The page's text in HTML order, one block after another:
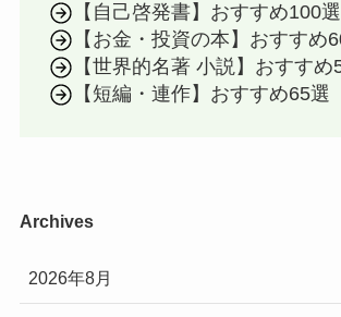
【自己啓発書】おすすめ100選
【お金・投資の本】おすすめ
【世界的名著 小説】おすすめ
【短編・連作】おすすめ65選
Archives
2026年8月